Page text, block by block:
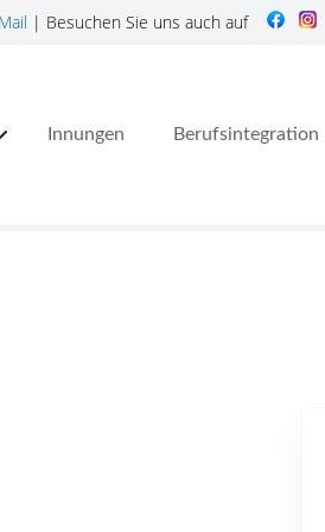
| Besuchen Sie uns auch auf
Innungen Berufsintegration